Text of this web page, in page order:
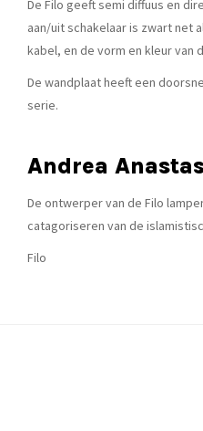
De Filo geeft semi diffuus en
aan/uit schakelaar is zwart net
kabel, en de vorm en kleur van
De wandplaat heeft een
serie.
Andrea
De ontwerper van de Filo
catagoriseren van de
Filo